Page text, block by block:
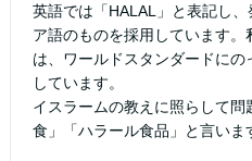
英語では「HALAL」と表記し
ア語のものを採用しています
は、ワールドスタンダードに
しています。
イスラームの教えに照らして
食」「ハラール食品」と言いま